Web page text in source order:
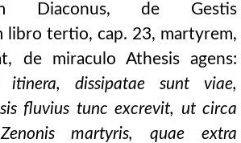
Diaconus, de Gestis
libro tertio, cap. 23, martyrem,
de miraculo Athesis agens:
itinera, dissipatae sunt viae,
fluvius tunc excrevit, ut circa
martyris, quae extra